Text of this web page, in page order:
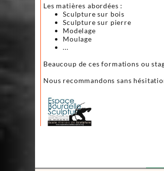
Les matières abordées :
Sculpture sur bois
Sculpture sur pierre
Modelage
Moulage
...
Beaucoup de ces formations ou
Nous recommandons sans